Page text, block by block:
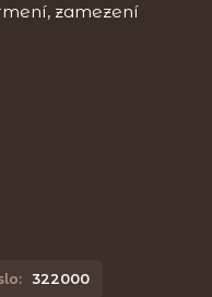
zamezení
322000